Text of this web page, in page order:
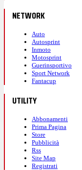
NETWORK
Auto
Autosprint
Inmoto
Motosprint
Guerinsportivo
Sport Network
Fantacup
UTILITY
Abbonamenti
Prima Pagina
Store
Pubblicità
Rss
Site Map
Registrati